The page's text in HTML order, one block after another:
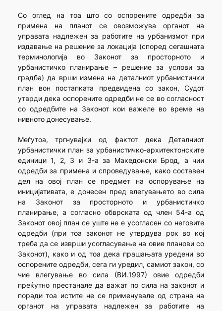
Со оглед на тоа што со оспорените одредби за
примена на планот се овозможува органот на
управата надлежен за работите на урбанизмот при
издавање на решение за локација (според сегашната
терминологија во Законот за просторното и
урбанистичко планирање – решение за услови за
градба) да врши измена на деталниот урбанистички
план вон постапката предвидена со закон, Судот
утврди дека оспорените одредби не се во согласност
со одредбите на Законот кои важеле во време на
нивното донесување.
Меѓутоа, тргнувајки од фактот дека Деталниот
урбанистички план за урбанистичко-архитектонските
единици 1, 2, 3 и 3-а за Македонски Брод, а чии
одредби за примена и спроведување, како составен
дел на овој план се предмет на оспорување на
иницијативата, е донесен пред влегувањето во сила
на Законот за просторното и урбанистичко
планирање, а согласно обврската од член 54-а од
Законот овој план се уште не е усогласен со неговите
одредби (при тоа законот не утврдува рок во кој
треба да се изврши усогласување на овие планови со
Законот), како и од тоа дека прашањата уредени во
оспорените одредби, сега ги уредил, самиот закон, со
чие влегување во сила (ВИ.1997) овие одредби
преќутно престанале да важат по сила на законот и
поради тоа истите не се применувале од страна на
органот на управата надлежен за работите на